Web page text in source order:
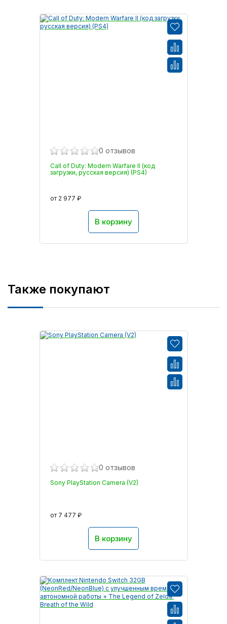
0 отзывов
Call of Duty: Modern Warfare II (код
загрузки, русская версия) (PS4)
от 2 977 ₽
В корзину
Также покупают
0 отзывов
Sony PlayStation Camera (V2)
от 7 477 ₽
В корзину